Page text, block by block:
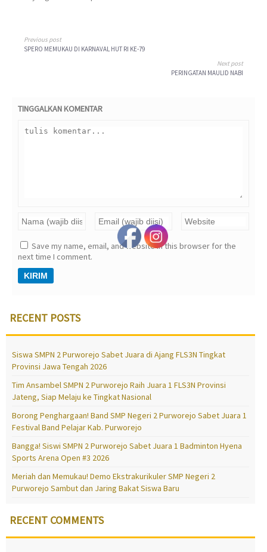
Previous post
SPERO MEMUKAU DI KARNAVAL HUT RI KE-79
Next post
PERINGATAN MAULID NABI
TINGGALKAN KOMENTAR
Save my name, email, and website in this browser for the
next time I comment.
RECENT POSTS
Siswa SMPN 2 Purworejo Sabet Juara di Ajang FLS3N Tingkat
Provinsi Jawa Tengah 2026
Tim Ansambel SMPN 2 Purworejo Raih Juara 1 FLS3N Provinsi
Jateng, Siap Melaju ke Tingkat Nasional
Borong Penghargaan! Band SMP Negeri 2 Purworejo Sabet Juara 1
Festival Band Pelajar Kab. Purworejo
Bangga! Siswi SMPN 2 Purworejo Sabet Juara 1 Badminton Hyena
Sports Arena Open #3 2026
Meriah dan Memukau! Demo Ekstrakurikuler SMP Negeri 2
Purworejo Sambut dan Jaring Bakat Siswa Baru
RECENT COMMENTS